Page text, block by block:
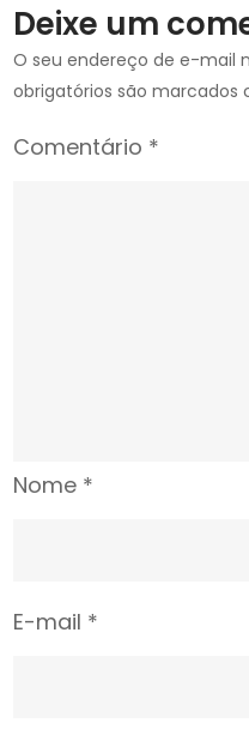
da
Câmara
dos
Deixe um
O seu endereço de e-mail
obrigatórios são marcados
Comentário *
Nome *
E-mail *